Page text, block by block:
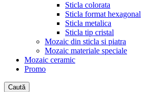
Sticla colorata
Sticla format hexagonal
Sticla metalica
Sticla tip cristal
Mozaic din sticla si piatra
Mozaic materiale speciale
Mozaic ceramic
Promo
Caută